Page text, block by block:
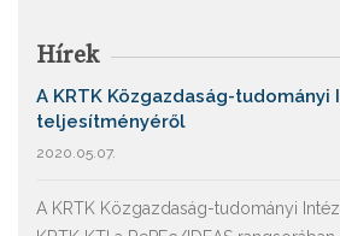
Hírek
A KRTK Közgazdaság-tudományi
teljesítményéről
2020.05.07.
A KRTK Közgazdaság-tudományi